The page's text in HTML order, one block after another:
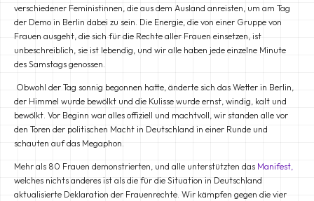
verschiedener Feministinnen, die aus dem Ausland anreisten, um am Tag
der Demo in Berlin dabei zu sein. Die Energie, die von einer Gruppe von
Frauen ausgeht, die sich für die Rechte aller Frauen einsetzen, ist
unbeschreiblich, sie ist lebendig, und wir alle haben jede einzelne Minute
des Samstags genossen.
Obwohl der Tag sonnig begonnen hatte, änderte sich das Wetter in Berlin,
der Himmel wurde bewölkt und die Kulisse wurde ernst, windig, kalt und
bewölkt. Vor Beginn war alles offiziell und machtvoll, wir standen alle vor
den Toren der politischen Macht in Deutschland in einer Runde und
schauten auf das Megaphon.
Mehr als 80 Frauen demonstrierten, und alle unterstützten das Manifest,
welches nichts anderes ist als die für die Situation in Deutschland
aktualisierte Deklaration der Frauenrechte. Wir kämpfen gegen die vier